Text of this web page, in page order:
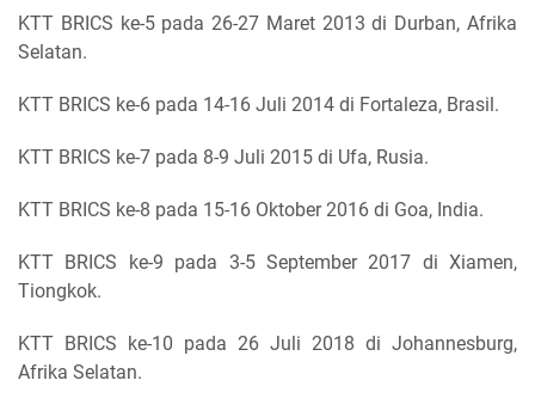
KTT BRICS ke-5 pada 26-27 Maret 2013 di Durban, Afrika
Selatan.
KTT BRICS ke-6 pada 14-16 Juli 2014 di Fortaleza, Brasil.
KTT BRICS ke-7 pada 8-9 Juli 2015 di Ufa, Rusia.
KTT BRICS ke-8 pada 15-16 Oktober 2016 di Goa, India.
KTT BRICS ke-9 pada 3-5 September 2017 di Xiamen,
Tiongkok.
KTT BRICS ke-10 pada 26 Juli 2018 di Johannesburg,
Afrika Selatan.